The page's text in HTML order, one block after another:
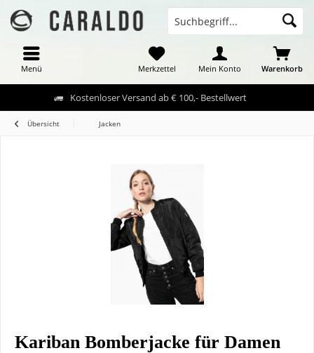
Kostenloser Versand ab € 100,- Bestellwert
Menü Warenkorb
Merkzettel Mein Konto
Übersicht Jacken
Kariban Bomberjacke für Damen